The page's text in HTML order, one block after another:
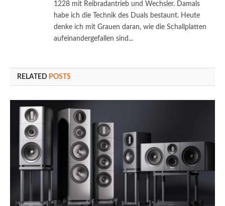
1228 mit Reibradantrieb und Wechsler. Damals
habe ich die Technik des Duals bestaunt. Heute
denke ich mit Grauen daran, wie die Schallplatten
aufeinandergefallen sind...
RELATED POSTS